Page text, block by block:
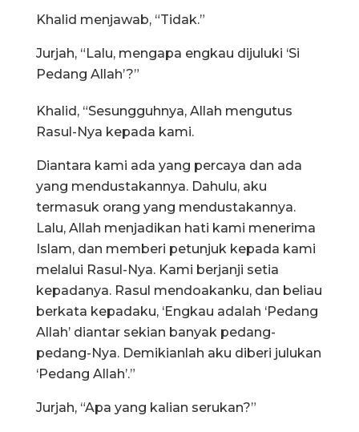
Khalid menjawab, “Tidak.”
Jurjah, “Lalu, mengapa engkau dijuluki ‘Si
Pedang Allah’?”
Khalid, “Sesungguhnya, Allah mengutus
Rasul-Nya kepada kami.
Diantara kami ada yang percaya dan ada
yang mendustakannya. Dahulu, aku
termasuk orang yang mendustakannya.
Lalu, Allah menjadikan hati kami menerima
Islam, dan memberi petunjuk kepada kami
melalui Rasul-Nya. Kami berjanji setia
kepadanya. Rasul mendoakanku, dan beliau
berkata kepadaku, ‘Engkau adalah ‘Pedang
Allah’ diantar sekian banyak pedang-
pedang-Nya. Demikianlah aku diberi julukan
‘Pedang Allah’.”
Jurjah, “Apa yang kalian serukan?”